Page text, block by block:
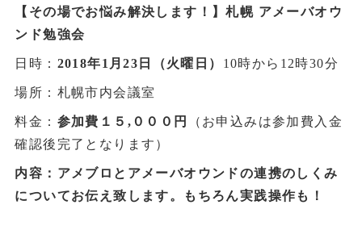
【その場でお悩み解決します！】札幌 アメーバオウ
ンド勉強会
日時： 2018年1月23日（火曜日） 10時から12時30分
場所：札幌市内会議室
料金： 参加費１５,０００円
（お申込みは参加費入金
確認後完了となります）
内容：アメブロとアメーバオウンドの連携のしくみ
についてお伝え致します。もちろん実践操作も！